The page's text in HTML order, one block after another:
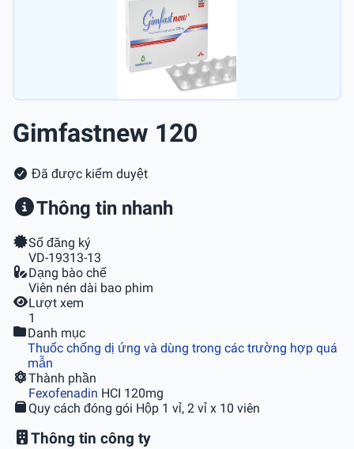
Gimfastnew 120
Đã được kiểm duyệt
Thông tin nhanh
Số đăng ký
VD-19313-13
Dạng bào chế
Viên nén dài bao phim
Lượt xem
1
Danh mục
Thuốc chống dị ứng và dùng trong các trường hợp quá
mẫn
Thành phần
Fexofenadin HCI 120mg
Quy cách đóng gói Hộp 1 vỉ, 2 vỉ x 10 viên
Thông tin công ty